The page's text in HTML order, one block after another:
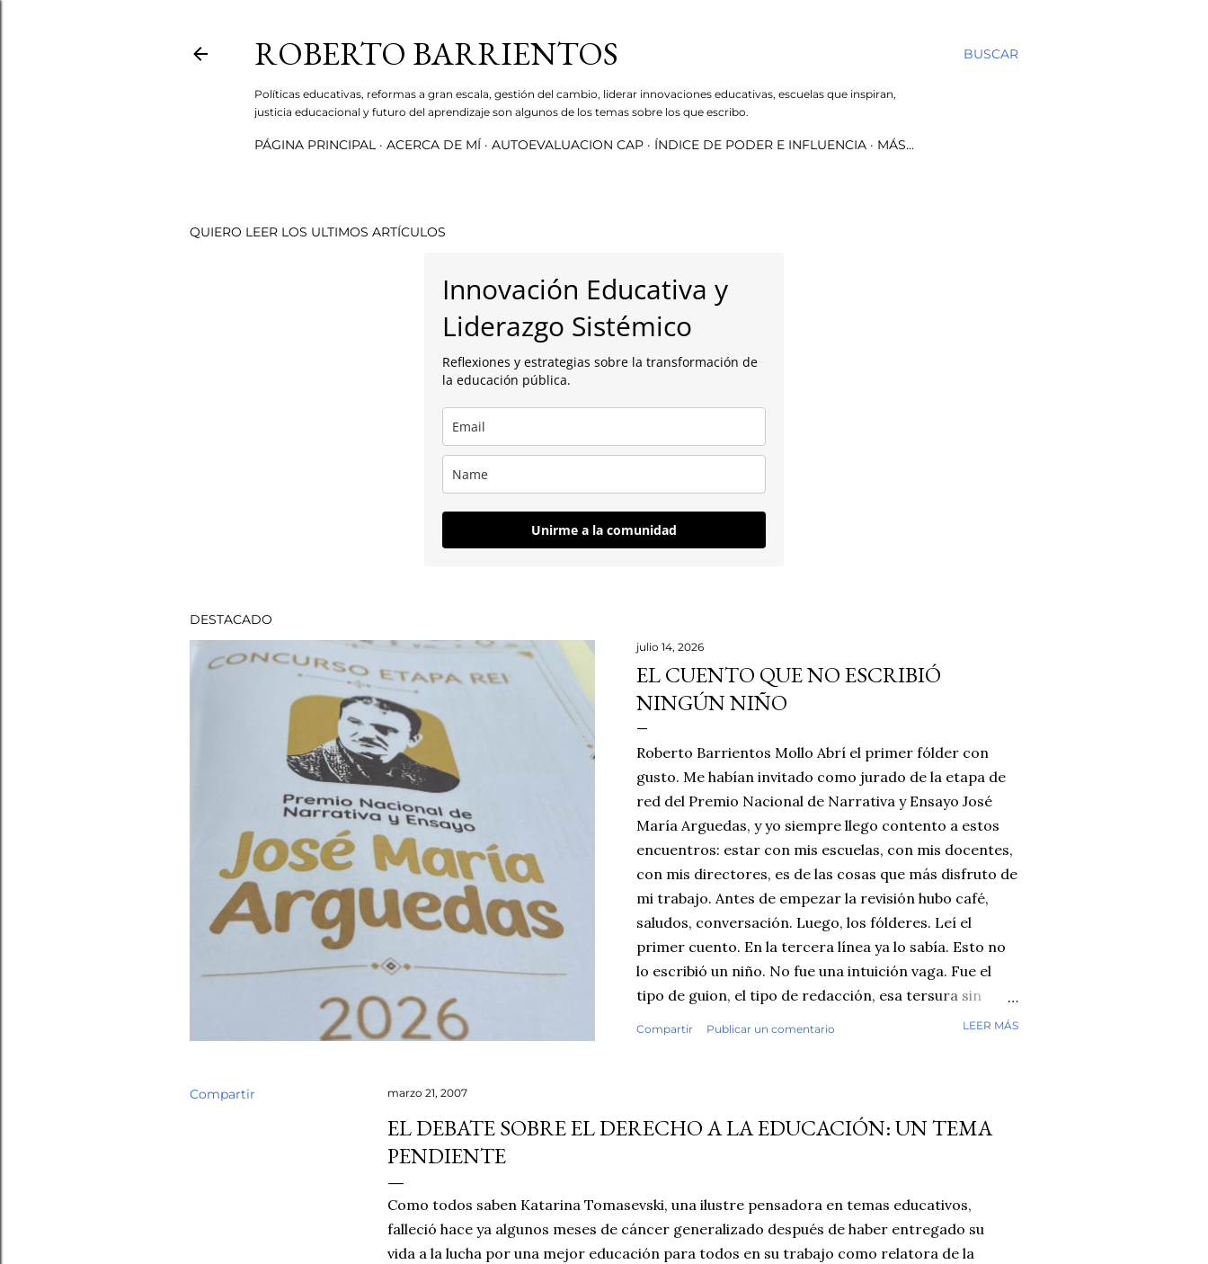
BUSCAR
ROBERTO BARRIENTOS
Políticas educativas, reformas a gran escala, gestión del cambio, liderar innovaciones educativas, escuelas que inspiran,
justicia educacional y futuro del aprendizaje son algunos de los temas sobre los que escribo.
PÁGINA PRINCIPAL ACERCA DE MÍ AUTOEVALUACION CAP ÍNDICE DE PODER E INFLUENCIA MÁS…
QUIERO LEER LOS ULTIMOS ARTÍCULOS
Innovación Educativa y
Liderazgo Sistémico
Reflexiones y estrategias sobre la transformación de
la educación pública.
Unirme a la comunidad
DESTACADO
julio 14, 2026
EL CUENTO QUE NO ESCRIBIÓ
NINGÚN NIÑO
Roberto Barrientos Mollo Abrí el primer fólder con
gusto. Me habían invitado como jurado de la etapa de
red del Premio Nacional de Narrativa y Ensayo José
María Arguedas, y yo siempre llego contento a estos
encuentros: estar con mis escuelas, con mis docentes,
con mis directores, es de las cosas que más disfruto de
mi trabajo. Antes de empezar la revisión hubo café,
saludos, conversación. Luego, los fólderes. Leí el
primer cuento. En la tercera línea ya lo sabía. Esto no
lo escribió un niño. No fue una intuición vaga. Fue el
tipo de guion, el tipo de redacción, esa tersura sin
fisuras que uno reconoce cuando ha leído miles de
inteligencia artificial. El diagnóstico se repetía:
demasiado sintético, demasiado perfecto. Y aquí
Pe...
Compartir Publicar un comentario LEER MÁS
Compartir marzo 21, 2007
EL DEBATE SOBRE EL DERECHO A LA EDUCACIÓN: UN TEMA
PENDIENTE
Como todos saben Katarina Tomasevski, una ilustre pensadora en temas educativos,
falleció hace ya algunos meses de cáncer generalizado después de haber entregado su
vida a la lucha por una mejor educación para todos en su trabajo como relatora de la